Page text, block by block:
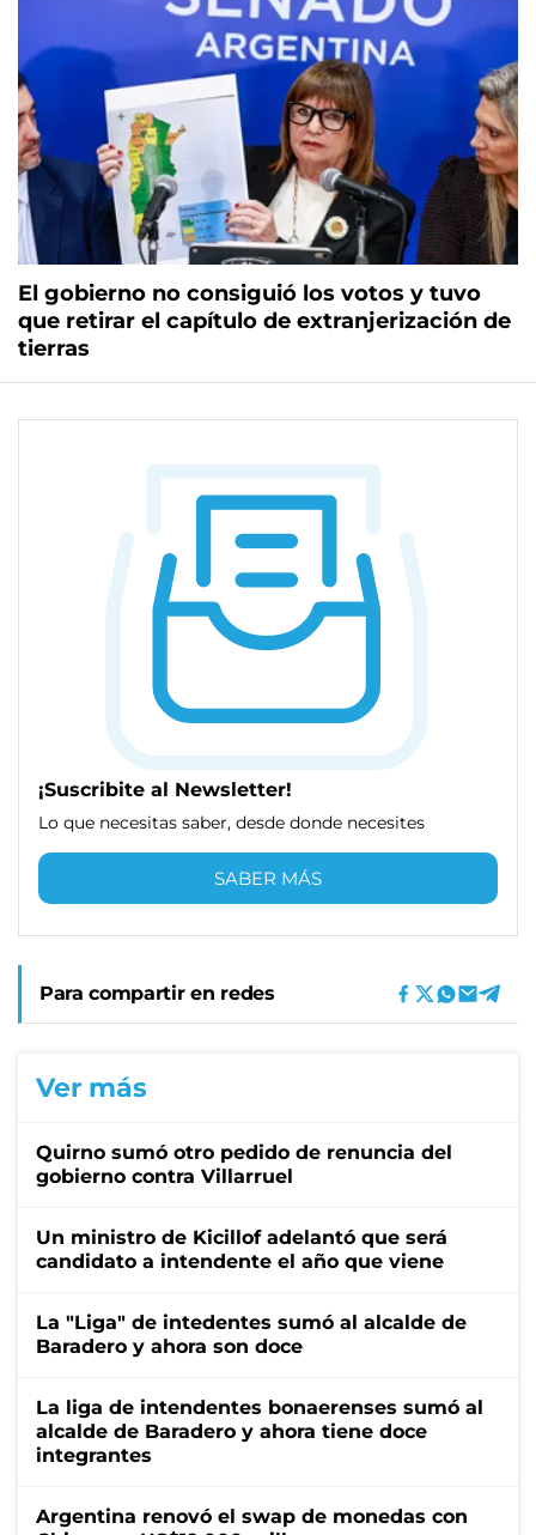
El gobierno no consiguió los votos y tuvo
que retirar el capítulo de extranjerización de
tierras
¡Suscribite al Newsletter!
Lo que necesitas saber, desde donde necesites
SABER MÁS
Para compartir en redes
Ver más
Quirno sumó otro pedido de renuncia del
gobierno contra Villarruel
Un ministro de Kicillof adelantó que será
candidato a intendente el año que viene
La "Liga" de intedentes sumó al alcalde de
Baradero y ahora son doce
La liga de intendentes bonaerenses sumó al
alcalde de Baradero y ahora tiene doce
integrantes
Argentina renovó el swap de monedas con